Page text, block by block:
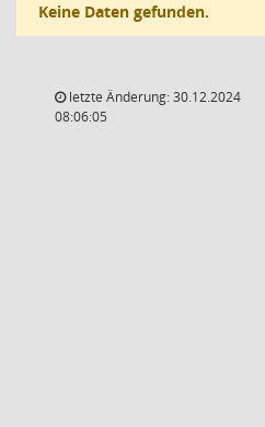
Keine Daten gefunden.
letzte Änderung: 30.12.2024
08:06:05